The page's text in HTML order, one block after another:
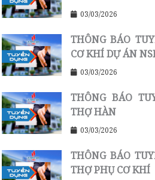
03/03/2026
THÔNG BÁO
CƠ KHÍ DỰ ÁN
03/03/2026
THÔNG BÁO
THỢ HÀN
03/03/2026
THÔNG BÁO
THỢ PHỤ CƠ KHÍ